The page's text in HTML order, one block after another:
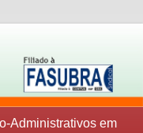
Administrativos em